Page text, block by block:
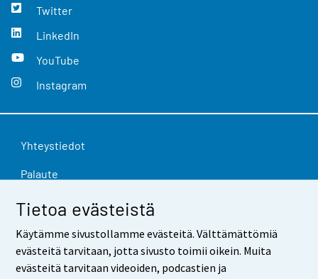
Tietoa evästeistä
Käytämme sivustollamme evästeitä. Välttämättömiä
evästeitä tarvitaan, jotta sivusto toimii oikein. Muita
evästeitä tarvitaan videoiden, podcastien ja
Twitter
LinkedIn
YouTube
Instagram
Yhteystiedot
Palaute
Käyttöehdot
Tietosuoja
Saavutettavuus